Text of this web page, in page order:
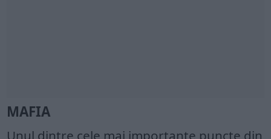
MAFIA
Unul dintre cele mai importante puncte din